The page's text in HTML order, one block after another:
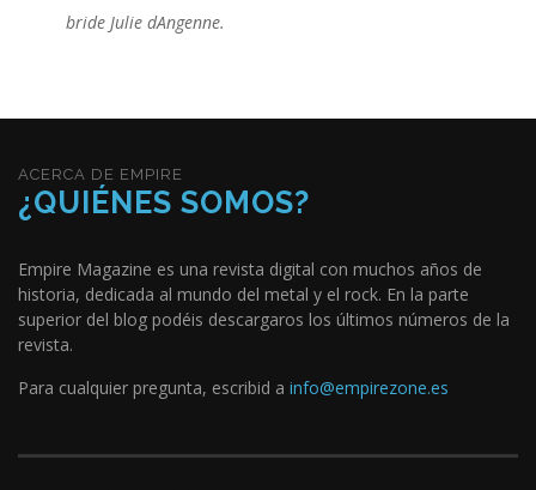
bride Julie dAngenne.
ACERCA DE EMPIRE
¿QUIÉNES SOMOS?
Empire Magazine es una revista digital con muchos años de
historia, dedicada al mundo del metal y el rock. En la parte
superior del blog podéis descargaros los últimos números de la
revista.
Para cualquier pregunta, escribid a info@empirezone.es